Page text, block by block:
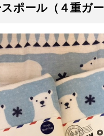
ポール（４重ガー